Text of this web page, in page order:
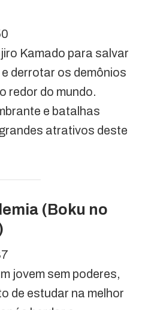
Kamado para salvar
derrotar os demônios
redor do mundo.
e batalhas
atrativos deste
(Boku no
jovem sem poderes,
de estudar na melhor